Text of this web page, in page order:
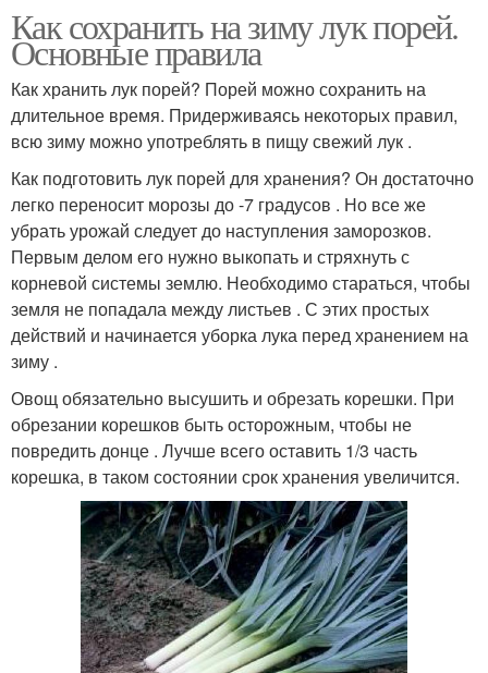
Как сохранить на зиму лук порей.
Основные правила
Как хранить лук порей? Порей можно сохранить на
длительное время. Придерживаясь некоторых правил,
всю зиму можно употреблять в пищу свежий лук .
Как подготовить лук порей для хранения? Он достаточно
легко переносит морозы до -7 градусов . Но все же
убрать урожай следует до наступления заморозков.
Первым делом его нужно выкопать и стряхнуть с
корневой системы землю. Необходимо стараться, чтобы
земля не попадала между листьев . С этих простых
действий и начинается уборка лука перед хранением на
зиму .
Овощ обязательно высушить и обрезать корешки. При
обрезании корешков быть осторожным, чтобы не
повредить донце . Лучше всего оставить 1/3 часть
корешка, в таком состоянии срок хранения увеличится.